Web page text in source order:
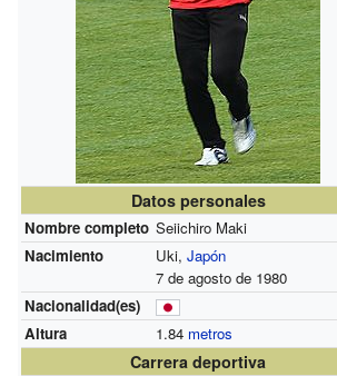
Datos personales
Nombre completo Seiichiro Maki
Nacimiento
Uki, Japón
7 de agosto de 1980
Nacionalidad(es)
Altura
1.84 metros
Carrera deportiva